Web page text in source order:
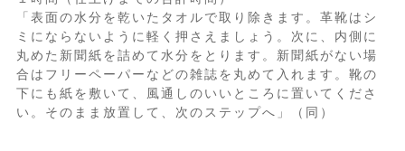
「表面の水分を乾いたタオルで取り除きます。革靴はシ
ミにならないように軽く押さえましょう。次に、内側に
丸めた新聞紙を詰めて水分をとります。新聞紙がない場
合はフリーペーパーなどの雑誌を丸めて入れます。靴の
下にも紙を敷いて、風通しのいいところに置いてくださ
い。そのまま放置して、次のステップへ」（同）